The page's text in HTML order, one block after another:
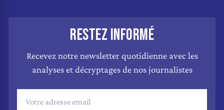
RESTEZ INFORMÉ
Recevez notre newsletter quotidienne avec les
analyses et décryptages de nos journalistes